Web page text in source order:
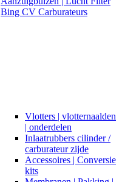
Bing CV Carburateurs
Vlotters | vlotternaalden
| onderdelen
Inlaatrubbers cilinder /
carburateur zijde
Accessoires | Conversie
kits